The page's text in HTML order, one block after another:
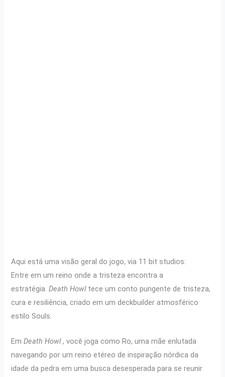
Aqui está uma visão geral do jogo, via 11 bit studios:
Entre em um reino onde a tristeza encontra a
estratégia.Death Howltece um conto pungente de tristeza,
cura e resiliência, criado em um deckbuilder atmosférico
estilo Souls.
EmDeath Howl, você joga como Ro, uma mãe enlutada
navegando por um reino etéreo de inspiração nórdica da
idade da pedra em uma busca desesperada para se reunir